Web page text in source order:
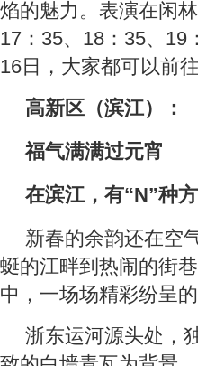
焰的魅力。表演在闲
17：35、18：35、19
16日，大家都可以前往
高新区（滨江）：
福气满满过元宵
在滨江，有“N”种
新春的余韵还在空
蜒的江畔到热闹的街
中，一场场精彩纷呈
浙东运河源头处，